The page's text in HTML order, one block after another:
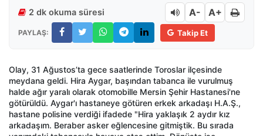
2 dk okuma süresi A- A+
PAYLAŞ: Takip Et
Olay, 31 Ağustos’ta gece saatlerinde Toroslar ilçesinde
meydana geldi. Hira Aygar, başından tabanca ile vurulmuş
halde ağır yaralı olarak otomobille Mersin Şehir Hastanesi'ne
götürüldü. Aygar'ı hastaneye götüren erkek arkadaşı H.A.Ş.,
hastane polisine verdiği ifadede "Hira yaklaşık 2 aydır kız
arkadaşım. Beraber asker eğlencesine gitmiştik. Bu sırada